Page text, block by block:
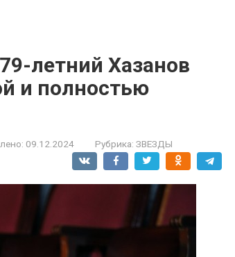
летний Хазанов
и полностью
09.12.2024 Рубрика: ЗВЕЗДЫ